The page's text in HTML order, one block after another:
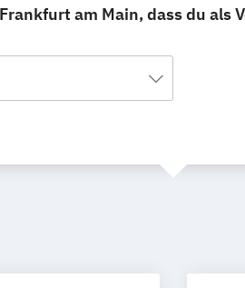
am Main, dass du als